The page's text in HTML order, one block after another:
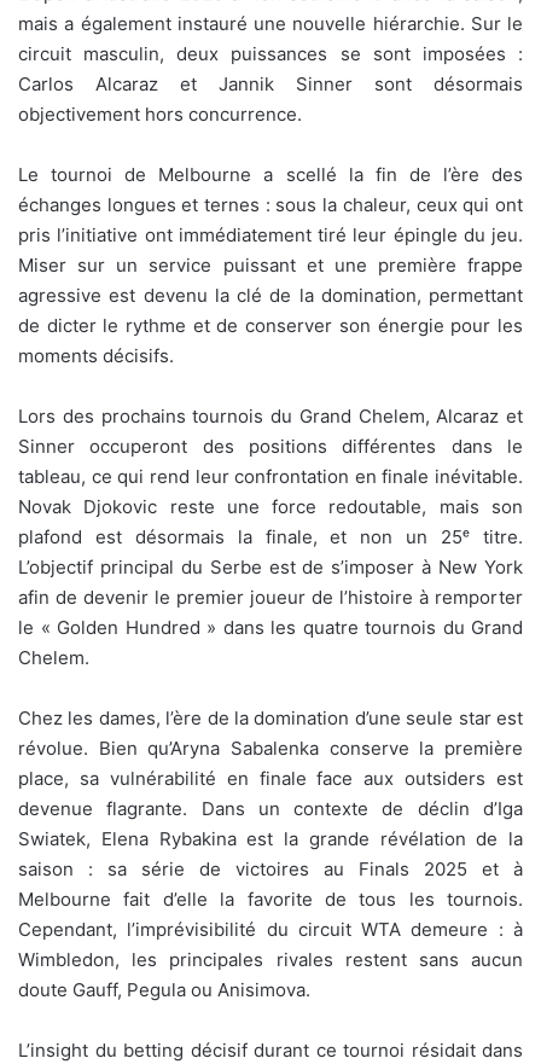
mais a également instauré une nouvelle hiérarchie. Sur le
circuit masculin, deux puissances se sont imposées :
Carlos Alcaraz et Jannik Sinner sont désormais
objectivement hors concurrence.
Le tournoi de Melbourne a scellé la fin de l’ère des
échanges longues et ternes : sous la chaleur, ceux qui ont
pris l’initiative ont immédiatement tiré leur épingle du jeu.
Miser sur un service puissant et une première frappe
agressive est devenu la clé de la domination, permettant
de dicter le rythme et de conserver son énergie pour les
moments décisifs.
Lors des prochains tournois du Grand Chelem, Alcaraz et
Sinner occuperont des positions différentes dans le
tableau, ce qui rend leur confrontation en finale inévitable.
Novak Djokovic reste une force redoutable, mais son
plafond est désormais la finale, et non un 25ᵉ titre.
L’objectif principal du Serbe est de s’imposer à New York
afin de devenir le premier joueur de l’histoire à remporter
le « Golden Hundred » dans les quatre tournois du Grand
Chelem.
Chez les dames, l’ère de la domination d’une seule star est
révolue. Bien qu’Aryna Sabalenka conserve la première
place, sa vulnérabilité en finale face aux outsiders est
devenue flagrante. Dans un contexte de déclin d’Iga
Swiatek, Elena Rybakina est la grande révélation de la
saison : sa série de victoires au Finals 2025 et à
Melbourne fait d’elle la favorite de tous les tournois.
Cependant, l’imprévisibilité du circuit WTA demeure : à
Wimbledon, les principales rivales restent sans aucun
doute Gauff, Pegula ou Anisimova.
L’insight du betting décisif durant ce tournoi résidait dans